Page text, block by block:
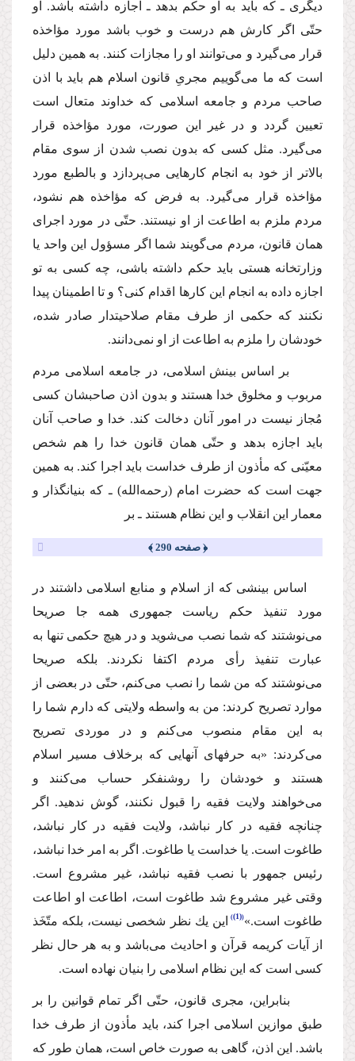
دیگرى ـ كه باید به او حكم بدهد ـ اجازه داشته باشد. او
حتّى اگر كارش هم درست و خوب باشد مورد مؤاخذه
قرار مى‌گیرد و مى‌توانند او را مجازات كنند. به همین دلیل
است كه ما مى‌گوییم مجرىِ قانون اسلام هم باید با اذن
صاحب مردم و جامعه اسلامى كه خداوند متعال است
تعیین گردد و در غیر این صورت، مورد مؤاخذه قرار
مى‌گیرد. مثل كسى كه بدون نصب شدن از سوى مقام
بالاتر از خود به انجام كارهایى مى‌پردازد و بالطبع مورد
مؤاخذه قرار مى‌گیرد. به فرض كه مؤاخذه هم نشود،
مردم ملزم به اطاعت از او نیستند. حتّى در مورد اجراى
همان قانون، مردم مى‌گویند شما اگر مسؤول این واحد یا
وزارتخانه هستى باید حكم داشته باشى، چه كسى به تو
اجازه داده به انجام این كارها اقدام كنى؟ و تا اطمینان پیدا
نكنند كه حكمى از طرف مقام صلاحیتدار صادر شده،
خودشان را ملزم به اطاعت از او نمى‌دانند.
بر اساس بینش اسلامى، در جامعه اسلامى مردم
مربوب و مخلوق خدا هستند و بدون اذن صاحبشان كسى
مُجاز نیست در امور آنان دخالت كند. خدا و صاحب آنان
باید اجازه بدهد و حتّى همان قانون خدا را هم شخص
معیّنى كه مأذون از طرف خداست باید اجرا كند. به همین
جهت است كه حضرت امام(رحمه‌الله) ـ كه بنیانگذار و
معمار این انقلاب و این نظام هستند ـ بر
﴿ صفحه 290 ﴾
اساس بینشى كه از اسلام و منابع اسلامى داشتند در
مورد تنفیذ حكم ریاست جمهورى همه جا صریحا
مى‌نوشتند كه شما نصب مى‌شوید و در هیچ حكمى تنها به
عبارت تنفیذ رأى مردم اكتفا نكردند. بلكه صریحا
مى‌نوشتند كه من شما را نصب مى‌كنم، حتّى در بعضى از
موارد تصریح كردند: من به واسطه ولایتى كه دارم شما را
به این مقام منصوب مى‌كنم و در موردى تصریح
مى‌كردند: «به حرفهاى آنهایى كه برخلاف مسیر اسلام
هستند و خودشان را روشنفكر حساب مى‌كنند و
مى‌خواهند ولایت فقیه را قبول نكنند، گوش ندهید. اگر
چنانچه فقیه در كار نباشد، ولایت فقیه در كار نباشد،
طاغوت است. یا خداست یا طاغوت. اگر به امر خدا نباشد،
رئیس جمهور با نصب فقیه نباشد، غیر مشروع است.
وقتى غیر مشروع شد طاغوت است، اطاعت او اطاعت
طاغوت است.» (1)
این یك نظر شخصى نیست، بلكه متّخَذ
از آیات كریمه قرآن و احادیث مى‌باشد و به هر حال نظر
كسى است كه این نظام اسلامى را بنیان نهاده است.
بنابراین، مجرى قانون، حتّى اگر تمام قوانین را بر
طبق موازین اسلامى اجرا كند، باید مأذون از طرف خدا
باشد. این اذن، گاهى به صورت خاص است، همان طور كه